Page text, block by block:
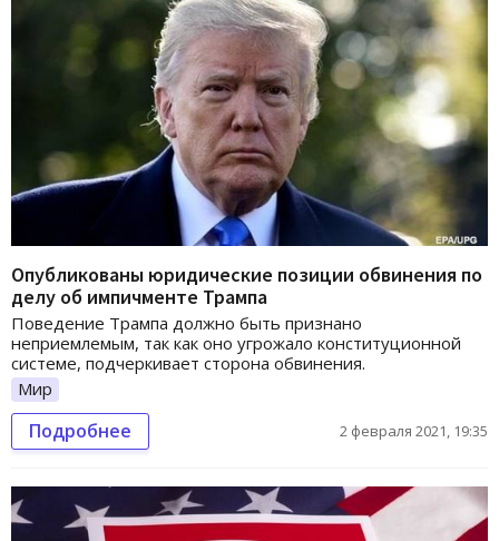
Опубликованы юридические позиции обвинения по
делу об импичменте Трампа
Поведение Трампа должно быть признано
неприемлемым, так как оно угрожало конституционной
системе, подчеркивает сторона обвинения.
Мир
Подробнее 2 февраля 2021, 19:35